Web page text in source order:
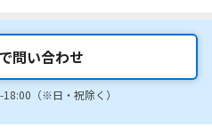
問い合わせ
18:00（※日・祝除く）